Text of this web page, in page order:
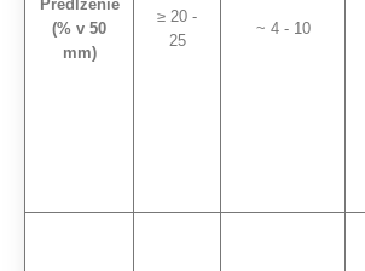
Predĺženie
(% v 50
mm)
≥ 20 -
25
~ 4 - 10